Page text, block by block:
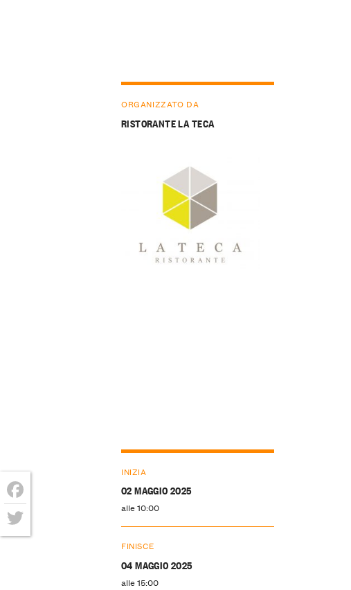
ORGANIZZATO DA
RISTORANTE LA TECA
INIZIA
02 MAGGIO 2025
alle 10:00
FINISCE
04 MAGGIO 2025
alle 15:00
Facebook
Twitter